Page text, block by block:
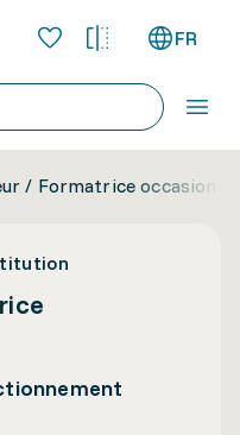
FR
/ Formatrice